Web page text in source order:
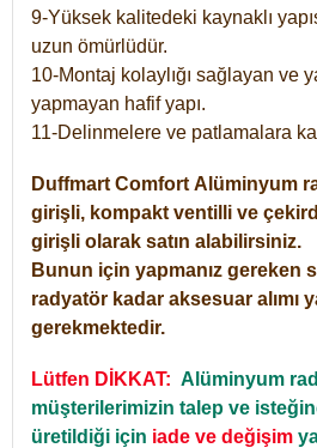
9-Yüksek kalitedeki kaynaklı
uzun ömürlüdür.
10-Montaj kolaylığı sağlayan ve
yapmayan hafif yapı.
11-Delinmelere ve patlamalara
Duffmart Comfort Alüminyum
girişli, kompakt ventilli ve
girişli olarak satın alabilirsiniz.
Bunun için yapmanız gereken
radyatör kadar aksesuar alımı
gerekmektedir.
Lütfen DİKKAT: Alüminyum
müşterilerimizin talep ve
üretildiği için iade ve değişim